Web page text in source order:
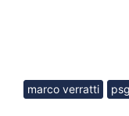
marco verratti